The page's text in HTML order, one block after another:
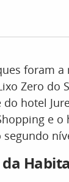
foram a
Zero do
do hotel
e
da